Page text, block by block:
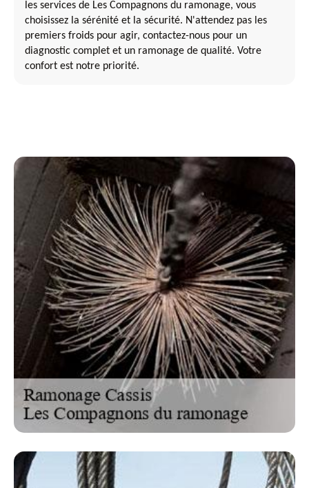
les services de Les Compagnons du ramonage, vous
choisissez la sérénité et la sécurité. N'attendez pas les
premiers froids pour agir, contactez-nous pour un
diagnostic complet et un ramonage de qualité. Votre
confort est notre priorité.